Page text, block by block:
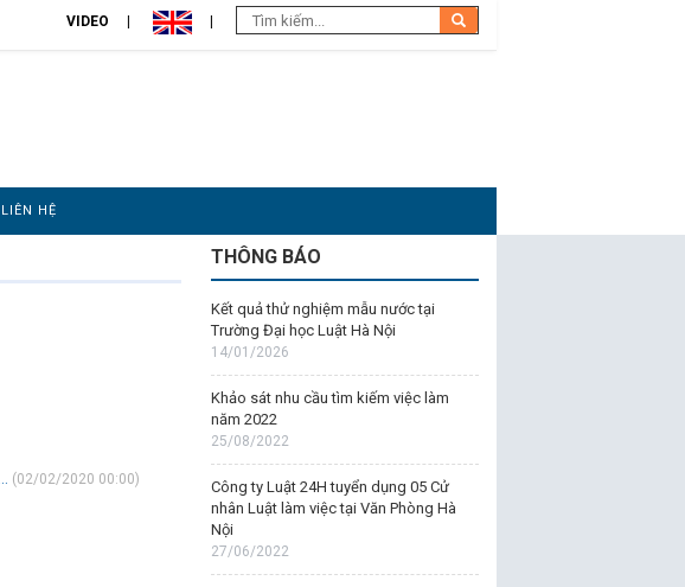
VIDEO
LIÊN HỆ
(02/02/2020 00:00)
THÔNG BÁO
Kết quả thử nghiệm mẫu nước tại
Trường Đại học Luật Hà Nội
14/01/2026
Khảo sát nhu cầu tìm kiếm việc làm
năm 2022
25/08/2022
Công ty Luật 24H tuyển dụng 05 Cử
nhân Luật làm việc tại Văn Phòng Hà
Nội
27/06/2022